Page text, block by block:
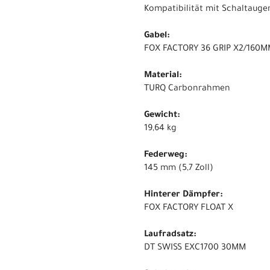
Kompatibilität mit
Gabel:
FOX FACTORY 36 GRIP X2/
Material:
TURQ Carbonrahmen
Gewicht:
19,64 kg
Federweg:
145 mm (5,7 Zoll)
Hinterer Dämpfer:
FOX FACTORY FLOAT X
Laufradsatz:
DT SWISS EXC1700 30MM